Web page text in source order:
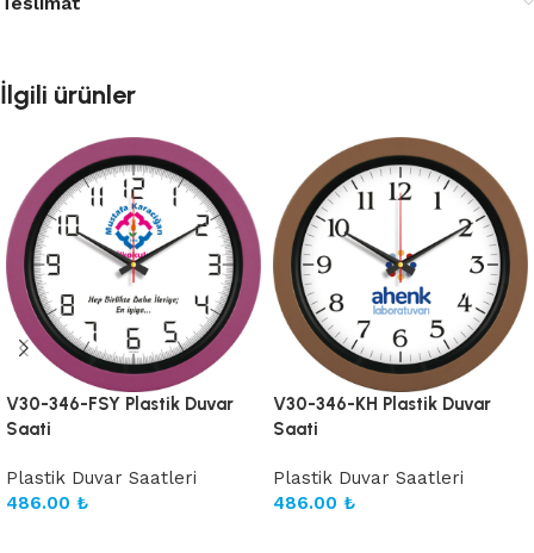
İlgili ürünler
V30-346-FSY Plastik Duvar
Saati
Plastik Duvar Saatleri
486.00 ₺
V30-346-KH Plastik Duvar
Saati
Plastik Duvar Saatleri
486.00 ₺